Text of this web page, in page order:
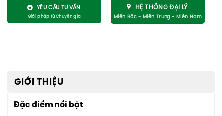
YÊU CẦU TƯ VẤN HỆ THỐNG ĐẠI LÝ
GIỚI THIỆU
Đặc điểm nổi bật